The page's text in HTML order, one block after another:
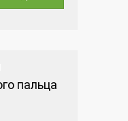
пальца